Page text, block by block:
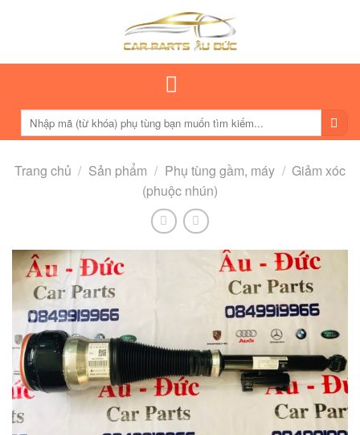
Tìm
kiếm:
Trang chủ / Sản phẩm / Phụ tùng gầm, máy / Giảm xóc
(phuộc nhún)